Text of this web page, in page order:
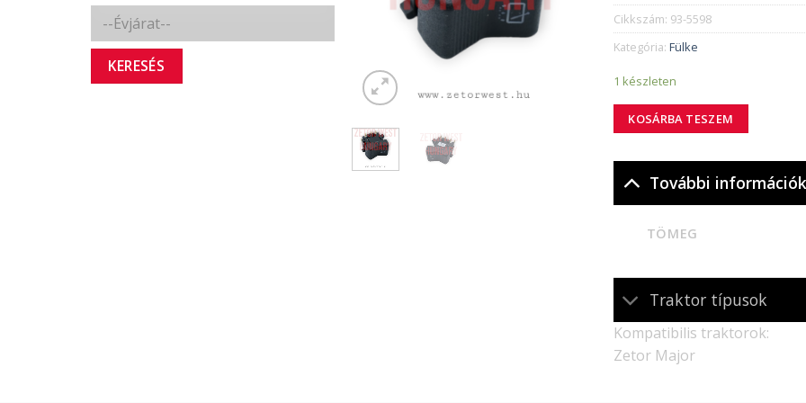
KERESÉS
Cikkszám: 93-5598
Kategória: Fülke
1 készleten
KOSÁRBA TESZEM
További információk
TÖMEG
Traktor típusok
Kompatibilis traktorok:
Zetor Major